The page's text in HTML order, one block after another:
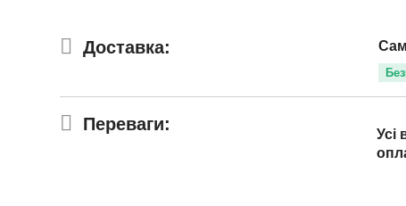
Доставка:
Переваги:
Усі